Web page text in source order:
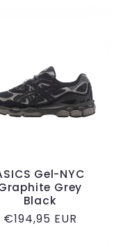
Gel-NYC
Grey
Black
Normale
€194,95 EUR